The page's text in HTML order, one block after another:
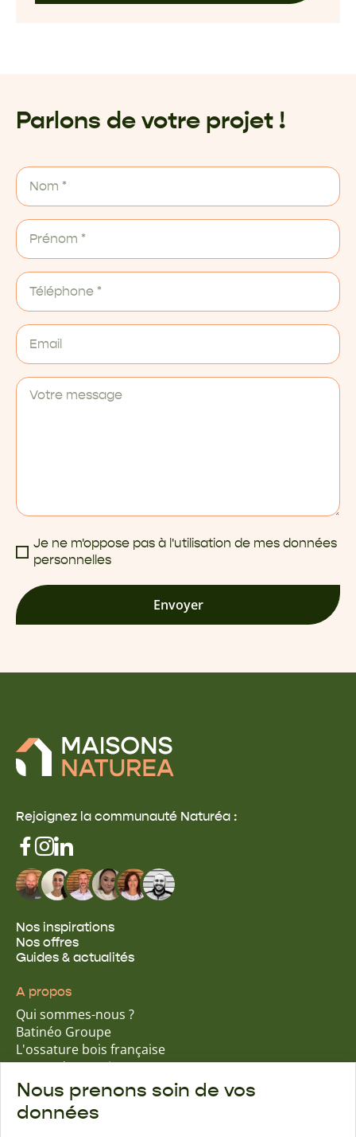
Parlons de votre projet !
Je ne m'oppose pas à l'utilisation de mes données
personnelles
Envoyer
Rejoignez la communauté Naturéa :
Nos inspirations
Nos offres
Guides & actualités
A propos
Qui sommes-nous ?
Batinéo Groupe
L'ossature bois française
15 ans d'expertise
Nos engagements écologiques
Nos garanties assurantielles
Nous prenons soin de vos
données